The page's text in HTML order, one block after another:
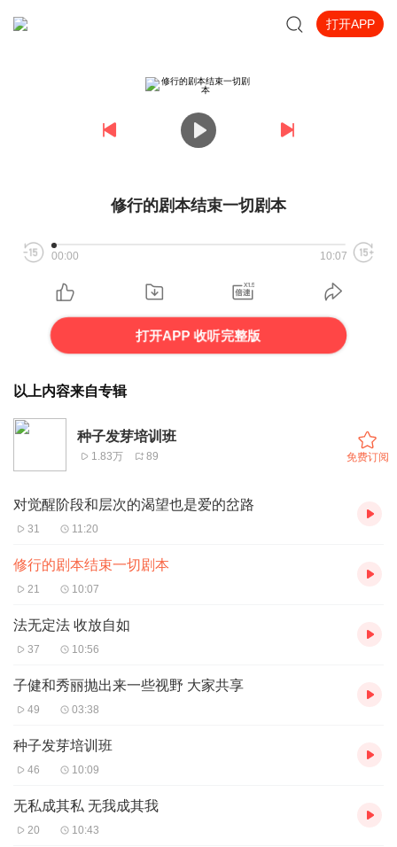
打开APP
修行的剧本结束一切剧本
00:00 10:07
打开APP 收听完整版
以上内容来自专辑
种子发芽培训班
1.83万 89 免费订阅
对觉醒阶段和层次的渴望也是爱的岔路
31 11:20
修行的剧本结束一切剧本
21 10:07
法无定法 收放自如
37 10:56
子健和秀丽抛出来一些视野 大家共享
49 03:38
种子发芽培训班
46 10:09
无私成其私 无我成其我
20 10:43